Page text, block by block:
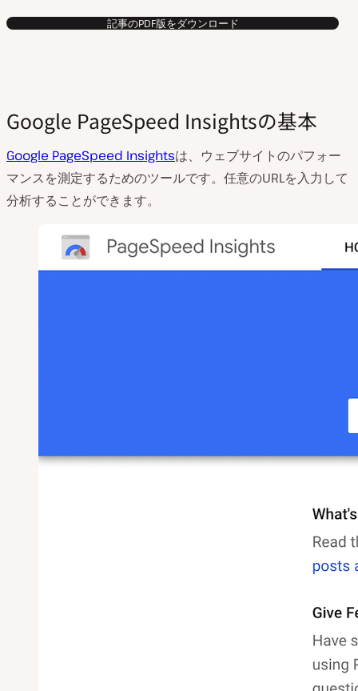
記事のPDF版をダウンロード
Google PageSpeed Insightsの基本
Google PageSpeed Insightsは、ウェブサイトのパフォー
マンスを測定するためのツールです。任意のURLを入力して
分析することができます。